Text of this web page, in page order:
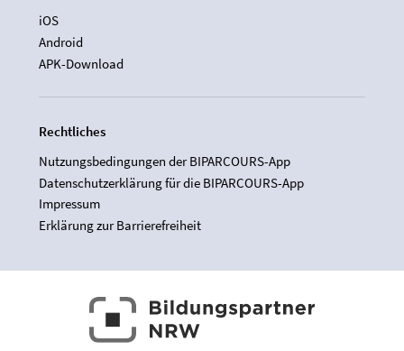
iOS
Android
APK-Download
Rechtliches
Nutzungsbedingungen der BIPARCOURS-App
Datenschutzerklärung für die BIPARCOURS-App
Impressum
Erklärung zur Barrierefreiheit